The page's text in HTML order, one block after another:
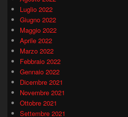
Luglio 2022
Giugno 2022
Maggio 2022
Aprile 2022
Marzo 2022
Febbraio 2022
Gennaio 2022
Dicembre 2021
Novembre 2021
Ottobre 2021
Settembre 2021